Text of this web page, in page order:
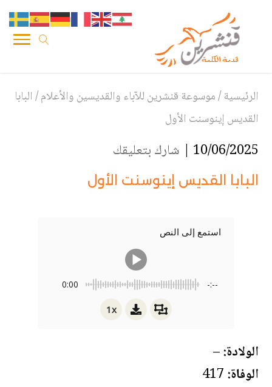
الرئيسية/موسوعة قنشرين للآباء والقديسين والأعلام/البابا
القديس إينوسنت الأول
10/06/2025 | شارك بتعليقك
البابا القديس إينوسنت الأول
استمع إلى النص
0:00 -:--
1x
الولادة:–
الوفاة:417